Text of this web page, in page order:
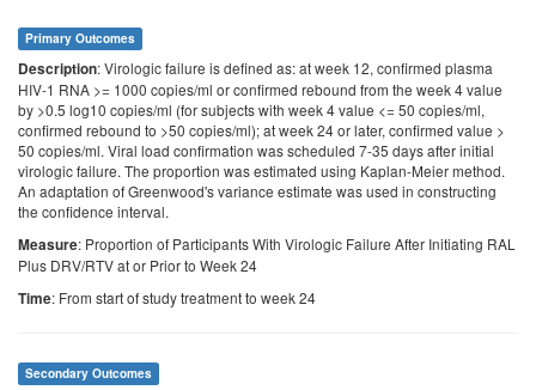
Primary Outcomes
Description: Virologic failure is defined as: at week 12, confirmed plasma
HIV-1 RNA >= 1000 copies/ml or confirmed rebound from the week 4 value
by >0.5 log10 copies/ml (for subjects with week 4 value <= 50 copies/ml,
confirmed rebound to >50 copies/ml); at week 24 or later, confirmed value >
50 copies/ml. Viral load confirmation was scheduled 7-35 days after initial
virologic failure. The proportion was estimated using Kaplan-Meier method.
An adaptation of Greenwood's variance estimate was used in constructing
the confidence interval.
Measure: Proportion of Participants With Virologic Failure After Initiating RAL
Plus DRV/RTV at or Prior to Week 24
Time: From start of study treatment to week 24
Secondary Outcomes